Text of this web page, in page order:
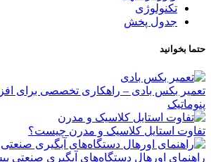
تکنولوژی
جدول پخش
حتما بخوانید
تعمیر بکس بادی – راهکاری تخصصی برای
پنوماتیک
تفاوت استایل کلاسیک و مدرن چیست؟
راهنمای اورهال دستگاه‌های آبگیری